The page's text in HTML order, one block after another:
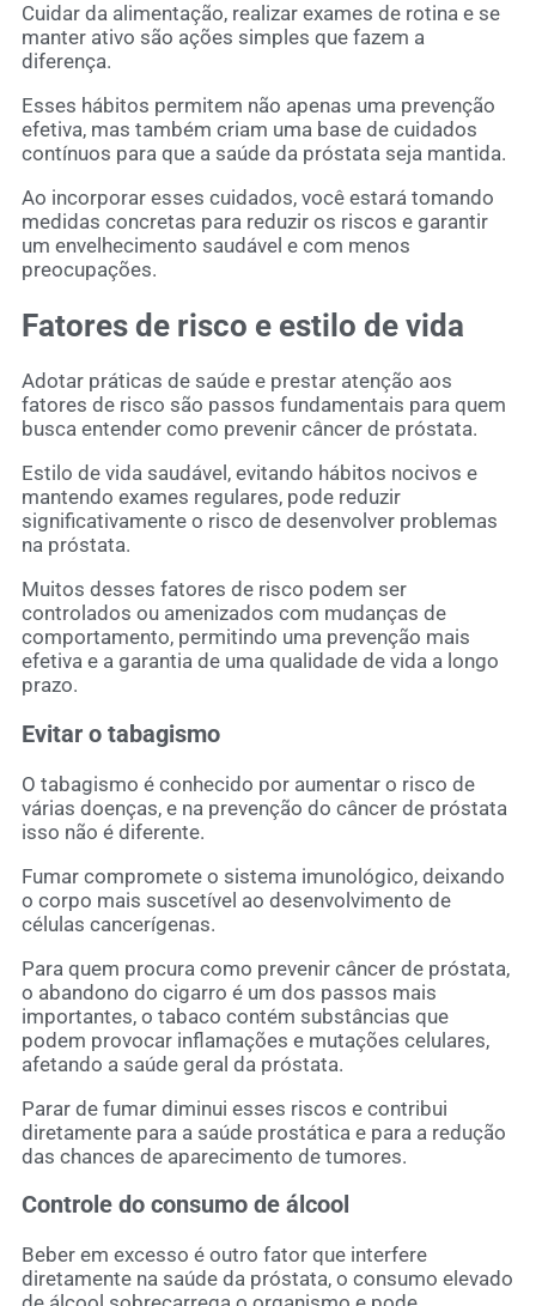
Cuidar da alimentação, realizar exames de rotina e se
manter ativo são ações simples que fazem a
diferença.
Esses hábitos permitem não apenas uma prevenção
efetiva, mas também criam uma base de cuidados
contínuos para que a saúde da próstata seja mantida.
Ao incorporar esses cuidados, você estará tomando
medidas concretas para reduzir os riscos e garantir
um envelhecimento saudável e com menos
preocupações.
Fatores de risco e estilo de vida
Adotar práticas de saúde e prestar atenção aos
fatores de risco são passos fundamentais para quem
busca entender como prevenir câncer de próstata.
Estilo de vida saudável, evitando hábitos nocivos e
mantendo exames regulares, pode reduzir
significativamente o risco de desenvolver problemas
na próstata.
Muitos desses fatores de risco podem ser
controlados ou amenizados com mudanças de
comportamento, permitindo uma prevenção mais
efetiva e a garantia de uma qualidade de vida a longo
prazo.
Evitar o tabagismo
O tabagismo é conhecido por aumentar o risco de
várias doenças, e na prevenção do câncer de próstata
isso não é diferente.
Fumar compromete o sistema imunológico, deixando
o corpo mais suscetível ao desenvolvimento de
células cancerígenas.
Para quem procura como prevenir câncer de próstata,
o abandono do cigarro é um dos passos mais
importantes, o tabaco contém substâncias que
podem provocar inflamações e mutações celulares,
afetando a saúde geral da próstata.
Parar de fumar diminui esses riscos e contribui
diretamente para a saúde prostática e para a redução
das chances de aparecimento de tumores.
Controle do consumo de álcool
Beber em excesso é outro fator que interfere
diretamente na saúde da próstata, o consumo elevado